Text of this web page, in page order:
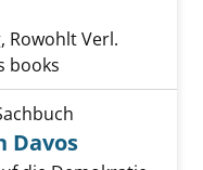
Rowohlt Verl.
books
Davos